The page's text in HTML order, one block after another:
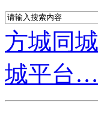
方城同
城平台